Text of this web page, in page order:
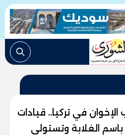
في تركيا.. قيادات
باسم الغلابة وتستولي